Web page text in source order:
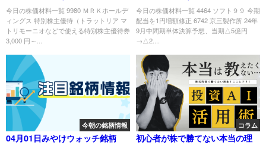
今日の株価材料一覧 9980 ＭＲＫホールデ
ィングス 特別株主優待（トラットリア マ
トリモーニオなどで使える特別株主優待券
3,000 円～...
今日の株価材料一覧 4464 ソフト９９ 今期
配当を1円増額修正 6742 京三製作所 24年
9月中間期単体決算予想、当期△5億円
→△2....
今朝の銘柄情報
04月01日みやけウォッチ銘柄
コラム
初心者が株で勝てない本当の理